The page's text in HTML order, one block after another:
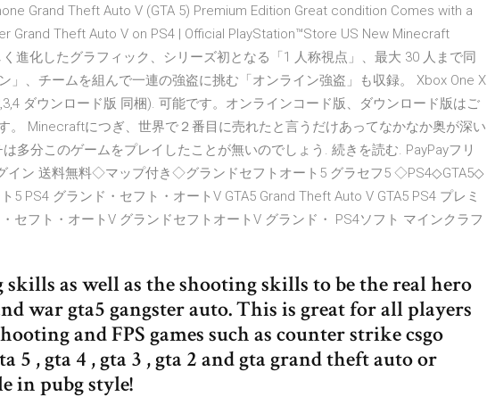
Grand Theft Auto V (GTA 5) Premium Edition Great condition Comes with a
Grand Theft Auto V on PS4 | Official PlayStation™Store US New Minecraft
進化したグラフィック、シリーズ初となる「1 人称視点」、最大 30 人まで同
」、チームを組んで一連の強盗に挑む「オンライン強盗」も収録。 Xbox One X
ダウンロード版 同梱). 可能です。オンラインコード版、ダウンロード版はご
。 Minecraftにつぎ、世界で２番目に売れたと言うだけあってなかなか奥が深い
多分このゲームをプレイしたことが無いのでしょう. 続きを読む. PayPayフリ
イン 送料無料◇マップ付き◇グランドセフトオート5 グラセフ5 ◇PS4◇GTA5◇
PS4 グランド・セフト・オートV GTA5 Grand Theft Auto V GTA5 PS4 プレミ
セフト・オートV グランドセフトオートV グランド・ PS4ソフト マインクラフ
as well as the shooting skills to be the real hero
war gta5 gangster auto. This is great for all players
and FPS games such as counter strike csgo
5 , gta 4 , gta 3 , gta 2 and gta grand theft auto or
in pubg style!